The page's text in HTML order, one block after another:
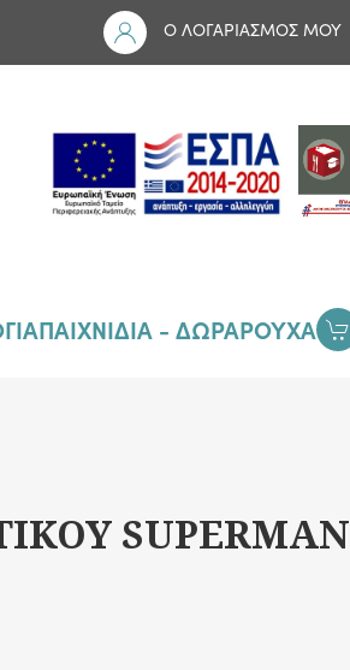
Ο ΛΟΓΑΡΙΑΣΜΟΣ ΜΟΥ
ΠΑΙΧΝΙΔΙΑ - ΔΩΡΑΡΟΥΧΑ
SUPERMAN